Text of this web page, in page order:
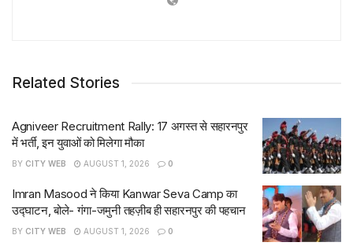
Related Stories
Agniveer Recruitment Rally: 17 अगस्त से सहारनपुर
में भर्ती, इन युवाओं को मिलेगा मौका
BY CITY WEB AUGUST 1, 2026 0
Imran Masood ने किया Kanwar Seva Camp का
उद्घाटन, बोले- गंगा-जमुनी तहज़ीब ही सहारनपुर की पहचान
BY CITY WEB AUGUST 1, 2026 0